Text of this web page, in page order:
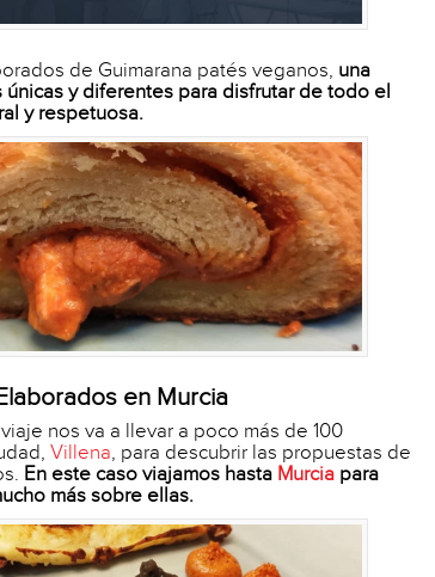
de Guimarana patés veganos, una
y diferentes para disfrutar de todo el
y respetuosa.
en Murcia
nos va a llevar a poco más de 100
Villena, para descubrir las propuestas de
En este caso viajamos hasta Murcia para
más sobre ellas.